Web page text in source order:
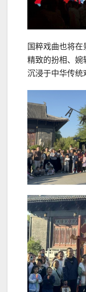
国粹戏曲也将在
精致的扮相、婉
沉浸于中华传统